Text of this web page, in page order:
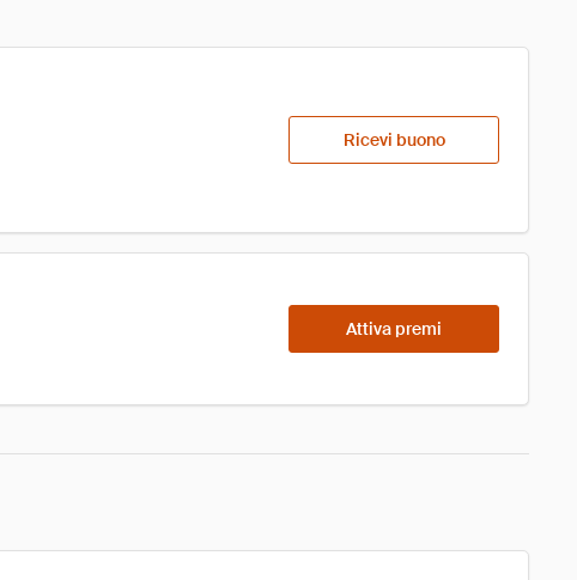
Ricevi buono
Attiva premi